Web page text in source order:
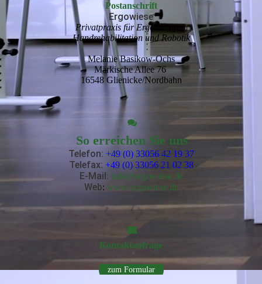
Postanschrift
Ergowiese
Privatpraxis für Ergotherapie,
Handrehabilitation und Robotik
Melanie Basikow-Ochs
Märkische Allee 76
16548 Glienicke/Nordbahn
So erreichen Sie uns
Telefon: +49 (0) 33056 42 19 37
Telefax: +49 (0) 33056 21 02 38
E-Mail : info@ergowiese.de
Web: www.ergowiese.de
Kontakt­anfrage
zum Formular